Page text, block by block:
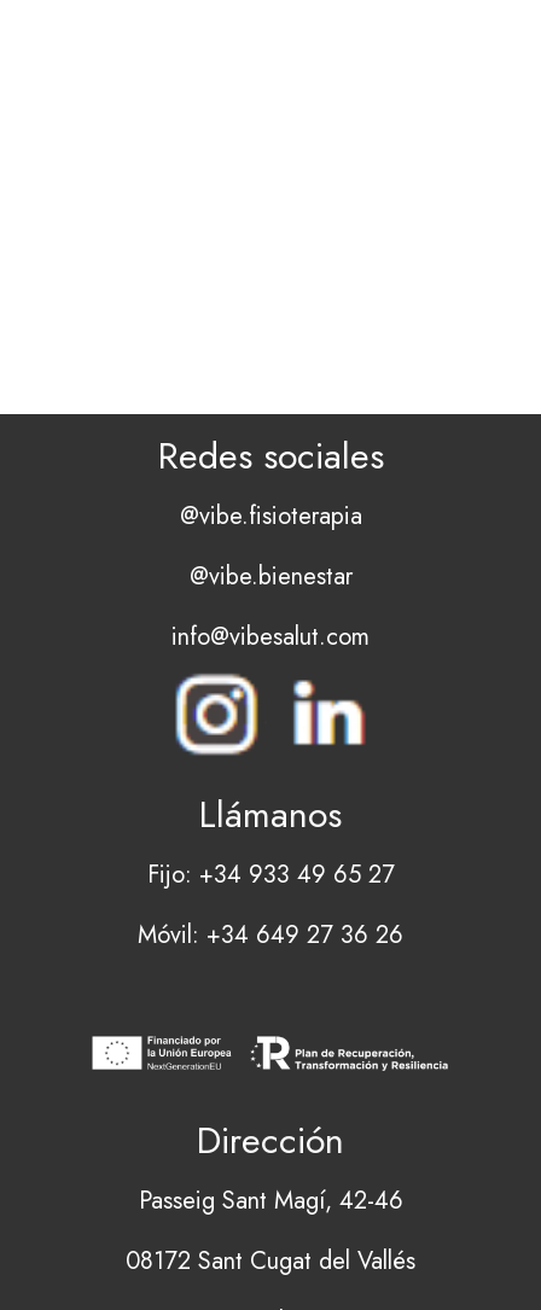
Redes sociales
@vibe.fisioterapia
@vibe.bienestar
info@vibesalut.com
Llámanos
Fijo: +34 933 49 65 27
Móvil: +34 649 27 36 26
Dirección
Passeig Sant Magí, 42-46
08172 Sant Cugat del Vallés